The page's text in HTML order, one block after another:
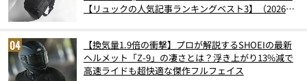
【リュックの人気記事ランキングベスト3】（2026年
【換気量1.9倍の衝撃】プロが解説するSHOEIの最新
ヘルメット「Z-9」の凄さとは？浮き上がり13%減で
高速ライドも超快適な傑作フルフェイス